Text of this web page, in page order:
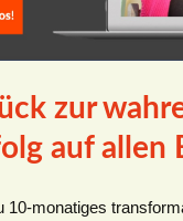
zur
auf allen
10-monatiges